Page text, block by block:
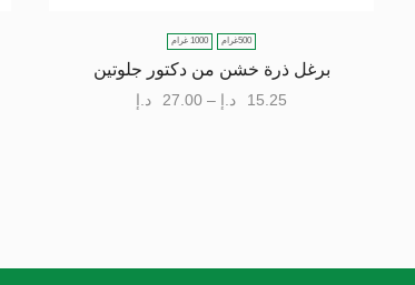
500غرام 1000 غرام
برغل ذرة خشن من دكتور جلوتين
15.25 د.إ –
27.00 د.إ